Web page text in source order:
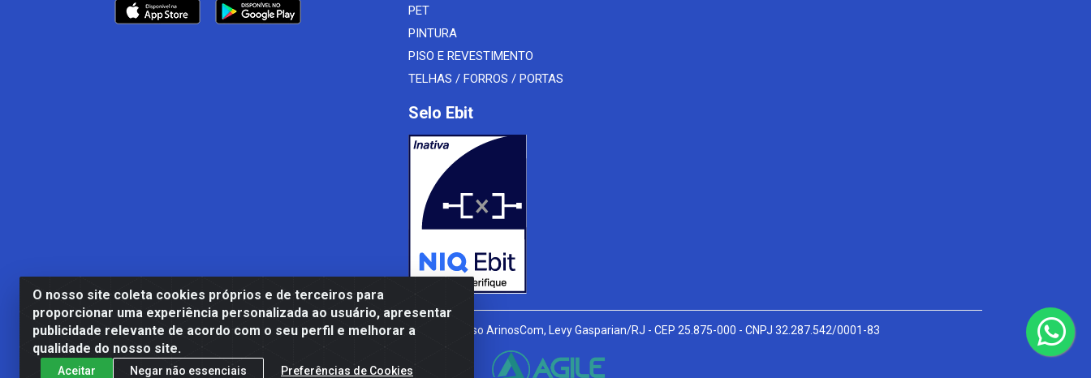
O nosso site coleta cookies próprios e de terceiros para
proporcionar uma experiência personalizada ao usuário, apresentar
publicidade relevante de acordo com o seu perfil e melhorar a
qualidade do nosso site.
Aceitar Negar não essenciais Preferências de Cookies
PET
PINTURA
PISO E REVESTIMENTO
TELHAS / FORROS / PORTAS
Selo Ebit
Casa Cardão LTDA - Av. Amaral Peixoto, 910 - Afonso ArinosCom, Levy Gasparian/RJ - CEP 25.875-000 - CNPJ 32.287.542/0001-83